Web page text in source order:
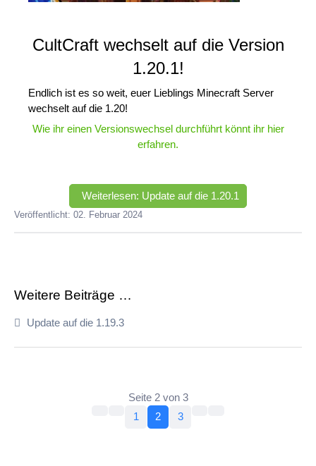
CultCraft wechselt auf die Version
1.20.1!
Endlich ist es so weit, euer Lieblings Minecraft Server
wechselt auf die 1.20!
Wie ihr einen Versionswechsel durchführt könnt ihr hier
erfahren.
Weiterlesen: Update auf die 1.20.1
Veröffentlicht: 02. Februar 2024
Weitere Beiträge …
Update auf die 1.19.3
1 2 3
Seite 2 von 3